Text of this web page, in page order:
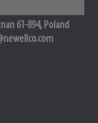
61-894, Poland